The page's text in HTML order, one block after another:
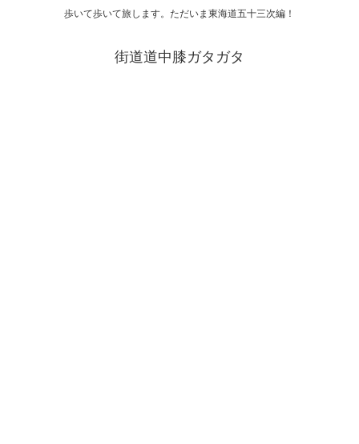
歩いて歩いて旅します。ただいま東海道五十三次編！
街道道中膝ガタガタ